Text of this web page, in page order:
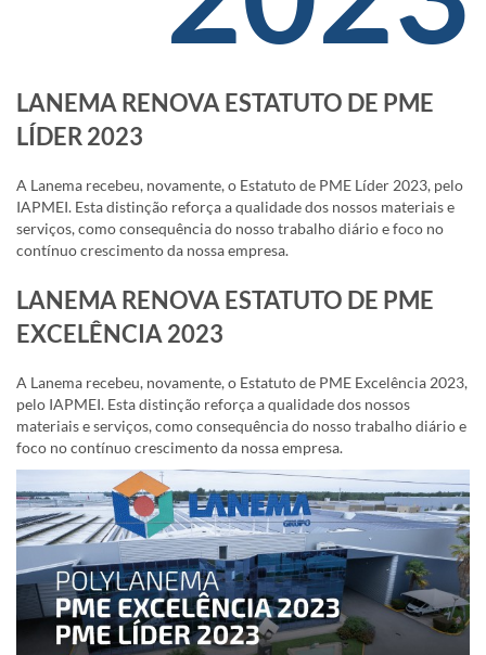
LANEMA RENOVA ESTATUTO DE PME
LÍDER 2023
A Lanema recebeu, novamente, o Estatuto de PME Líder 2023, pelo
IAPMEI. Esta distinção reforça a qualidade dos nossos materiais e
serviços, como consequência do nosso trabalho diário e foco no
contínuo crescimento da nossa empresa.
LANEMA RENOVA ESTATUTO DE PME
EXCELÊNCIA 2023
A Lanema recebeu, novamente, o Estatuto de PME Excelência 2023,
pelo IAPMEI. Esta distinção reforça a qualidade dos nossos
materiais e serviços, como consequência do nosso trabalho diário e
foco no contínuo crescimento da nossa empresa.